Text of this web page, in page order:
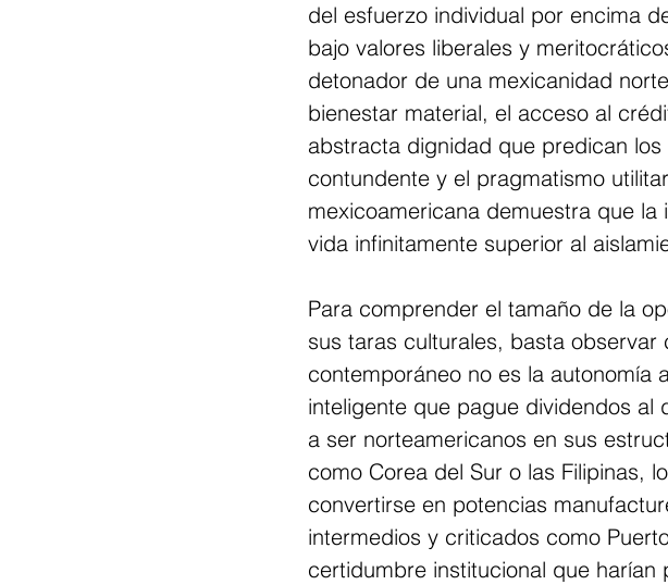
del esfuerzo individual por encima
bajo valores liberales y
detonador de una mexicanidad
bienestar material, el acceso al
abstracta dignidad que predican
contundente y el pragmatismo
mexicoamericana demuestra que
vida infinitamente superior al
Para comprender el tamaño de la
sus taras culturales, basta
contemporáneo no es la autonomía
inteligente que pague dividendos al
a ser norteamericanos en sus
como Corea del Sur o las Filipinas,
convertirse en potencias
intermedios y criticados como
certidumbre institucional que